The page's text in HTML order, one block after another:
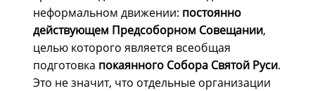
неформальном движении: постоянно
действующем Предсоборном Совещании,
целью которого является всеобщая
подготовка покаянного Собора Святой Руси.
Это не значит, что отдельные организации